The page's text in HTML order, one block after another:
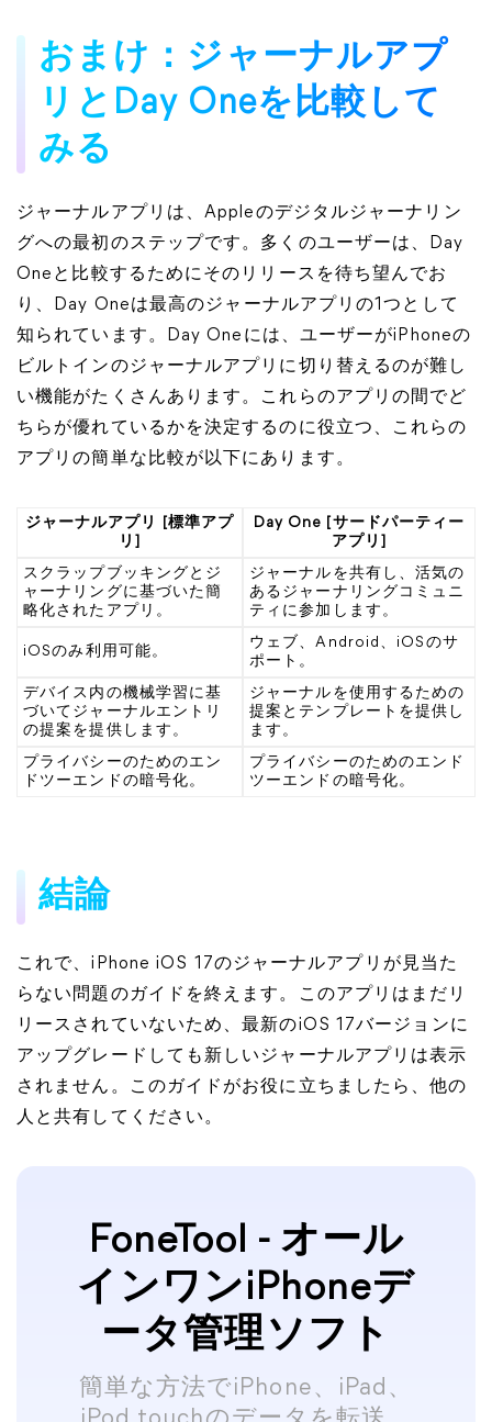
おまけ：ジャーナルアプ
リとDay Oneを比較して
みる
ジャーナルアプリは、Appleのデジタルジャーナリン
グへの最初のステップです。多くのユーザーは、Day
Oneと比較するためにそのリリースを待ち望んでお
り、Day Oneは最高のジャーナルアプリの1つとして
知られています。Day Oneには、ユーザーがiPhoneの
ビルトインのジャーナルアプリに切り替えるのが難し
い機能がたくさんあります。これらのアプリの間でど
ちらが優れているかを決定するのに役立つ、これらの
アプリの簡単な比較が以下にあります。
ジャーナルアプリ [標準アプ
リ]
Day One [サードパーティー
アプリ]
スクラップブッキングとジ
ャーナリングに基づいた簡
略化されたアプリ。
ジャーナルを共有し、活気の
あるジャーナリングコミュニ
ティに参加します。
iOSのみ利用可能。
ウェブ、Android、iOSのサ
ポート。
デバイス内の機械学習に基
づいてジャーナルエントリ
の提案を提供します。
ジャーナルを使用するための
提案とテンプレートを提供し
ます。
プライバシーのためのエン
ドツーエンドの暗号化。
プライバシーのためのエンド
ツーエンドの暗号化。
結論
これで、iPhone iOS 17のジャーナルアプリが見当た
らない問題のガイドを終えます。このアプリはまだリ
リースされていないため、最新のiOS 17バージョンに
アップグレードしても新しいジャーナルアプリは表示
されません。このガイドがお役に立ちましたら、他の
人と共有してください。
FoneTool - オール
インワンiPhoneデ
ータ管理ソフト
簡単な方法でiPhone、iPad、